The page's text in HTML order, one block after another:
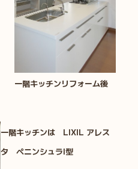
一階キッチンリフォーム後
一階キッチンは LIXIL アレス
タ ペニンシュラI型